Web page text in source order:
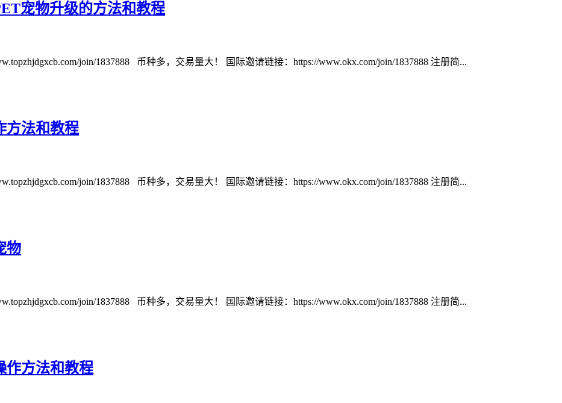
宠物升级的方法和教程
join/1837888 币种多，交易量大！ 国际邀请链接：https://www.okx.com/join/1837888 注册简...
方法和教程
join/1837888 币种多，交易量大！ 国际邀请链接：https://www.okx.com/join/1837888 注册简...
物
join/1837888 币种多，交易量大！ 国际邀请链接：https://www.okx.com/join/1837888 注册简...
作方法和教程